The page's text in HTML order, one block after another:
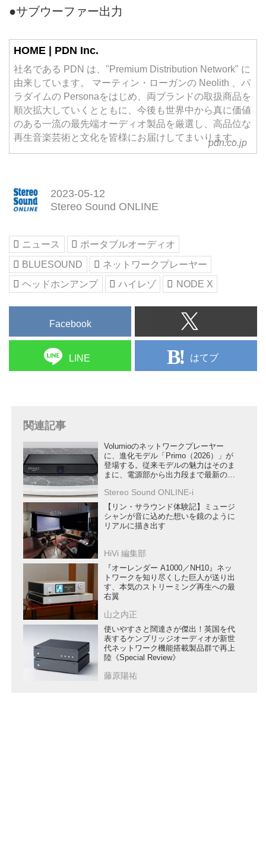
●サブウーファー出力
HOME | PDN Inc.
社名である PDN は、"Premium Distribution Network" に
由来しています。 マーティン・ローガンの Neolith 、パ
ラダイムの Personaをはじめ、両ブランドの取扱商品を
順次拡大していくとともに、今後も世界中から真に価値
のある一流の最先端オーディオ製品を厳選し、高品位な
再生音楽芸術と文化を皆様にお届けしてまいります。
pdn.co.jp
2023-05-12
Stereo Sound ONLINE
ニュース
ポータブルオーディオ
BLUESOUND
ネットワークプレーヤー
ヘッドホンアンプ
ハイレゾ NODE X
Facebook
LINE はてブ
関連記事
Volumioのネットワークプレーヤー
に、進化モデル「Primo（2026）」が
登場する。従来モデルの魅力はそのま
まに、電源部から出力段まで最新の設
Stereo Sound ONLINE-i
【リン・サラウンド体験記】ミュージ
シャンが音に込めた想いを鏡のように
リアルに描き出す
HiVi 編集部
『オーレンダー A1000／NH10』ネッ
トワークを知り尽くした巨人が送り出
す、本気のストリーミング再生への最
右翼
山之内正
使いやすさと闊達さが傑出！英国を代
表するケンブリッジオーディオが新世
代ネットワーク機能搭載製品群で再上
陸《Special Review》
藤原陽祐